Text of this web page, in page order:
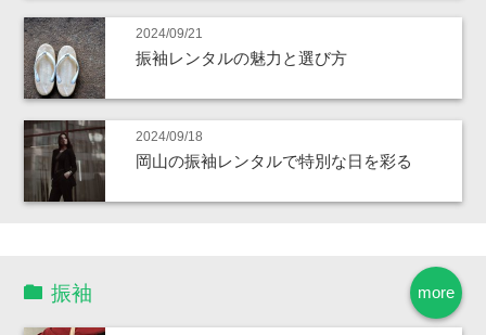
2024/09/21
振袖レンタルの魅力と選び方
2024/09/18
岡山の振袖レンタルで特別な日を彩る
more
振袖